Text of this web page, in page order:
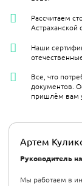
Артем
Руководитель
Мы работаем в
Рассчитаем
Астраханской
Наши
Все, что
документов.
пришлём вам